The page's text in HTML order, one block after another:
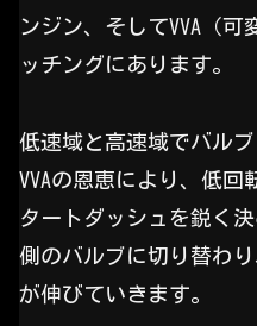
ンジン、そしてVVA（
ッチングにあります。
低速域と高速域でバル
VVAの恩恵により、低回
タートダッシュを鋭く
側のバルブに切り替わ
が伸びていきます。